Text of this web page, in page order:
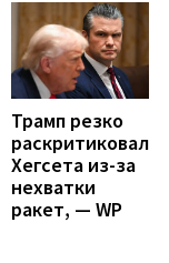
Трамп резко
раскритиковал
Хегсета из-за
нехватки
ракет, — WP